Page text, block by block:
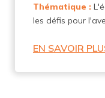
Thématique :
les défis pour
EN SAVOIR